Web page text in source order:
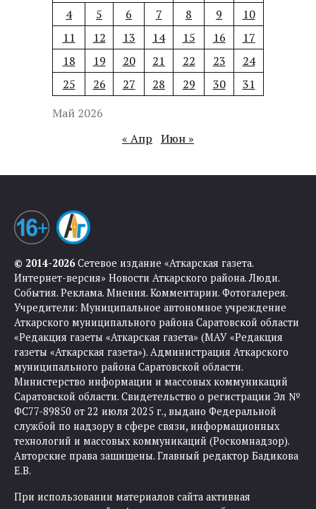
Май 2026
4
5 6 7 8 9
10
11
12 13 14 15 16
17
18
19 20 21 22 23
24
25
26 27 28 29 30 31
« Апр Июн »
© 2014-2026Сетевое издание «Аткарская газета.
Интернет-версия» Новости Аткарского района. Люди.
События. Реклама. Мнения. Комментарии. Фотогалерея.
Учредители: Муниципальное автономное учреждение
Аткарского муниципального района Саратовской области
«Редакция газеты «Аткарская газета» (МАУ «Редакция
газеты «Аткарская газета»). Администрация Аткарского
муниципального района Саратовской области.
Министерство информации и массовых коммуникаций
Саратовской области. Свидетельство о регистрации Эл №
ФС77-89850 от 22 июля 2025 г., выдано Федеральной
службой по надзору в сфере связи, информационных
технологий и массовых коммуникаций (Роскомнадзор).
Авторские права защищены. Главный редактор Бадикова
Е.В.
При использовании материалов сайта активная